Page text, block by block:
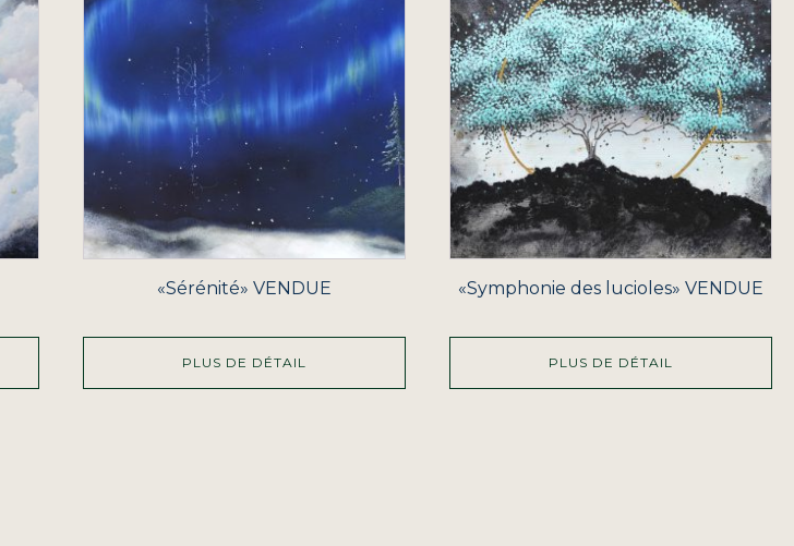
«Sérénité» VENDUE
PLUS DE DÉTAIL
«Symphonie des lucioles» VENDUE
PLUS DE DÉTAIL